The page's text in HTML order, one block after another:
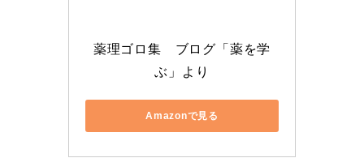
薬理ゴロ集　ブログ「薬を学
ぶ」より
Amazonで見る